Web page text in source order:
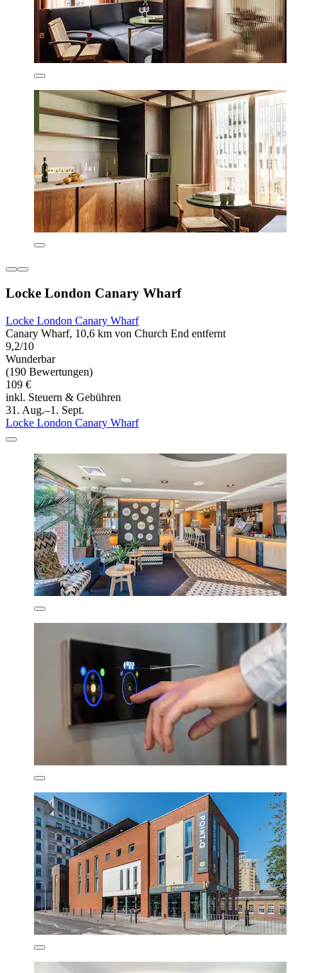
Locke London Canary Wharf
Locke London Canary Wharf
Canary Wharf, 10,6 km von Church End entfernt
9,2/10
Wunderbar
(190 Bewertungen)
109 €
inkl. Steuern & Gebühren
31. Aug.–1. Sept.
Locke London Canary Wharf